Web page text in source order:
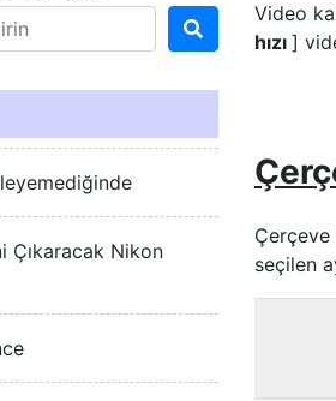
Çıkaracak Nikon
Video
hızı ]
Çerçeve
seçilen